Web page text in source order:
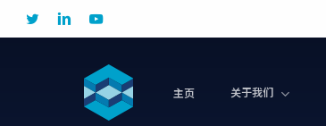
Skip
to
twitterlinkedin
主页 关于我们